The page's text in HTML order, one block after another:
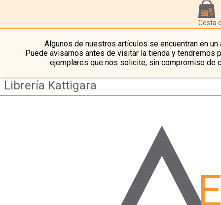
Cesta
Algunos de nuestros artículos se encuentran en un
Puede avisarnos antes de visitar la tienda y tendremos
ejemplares que nos solicite, sin compromiso de
Librería Kattigara